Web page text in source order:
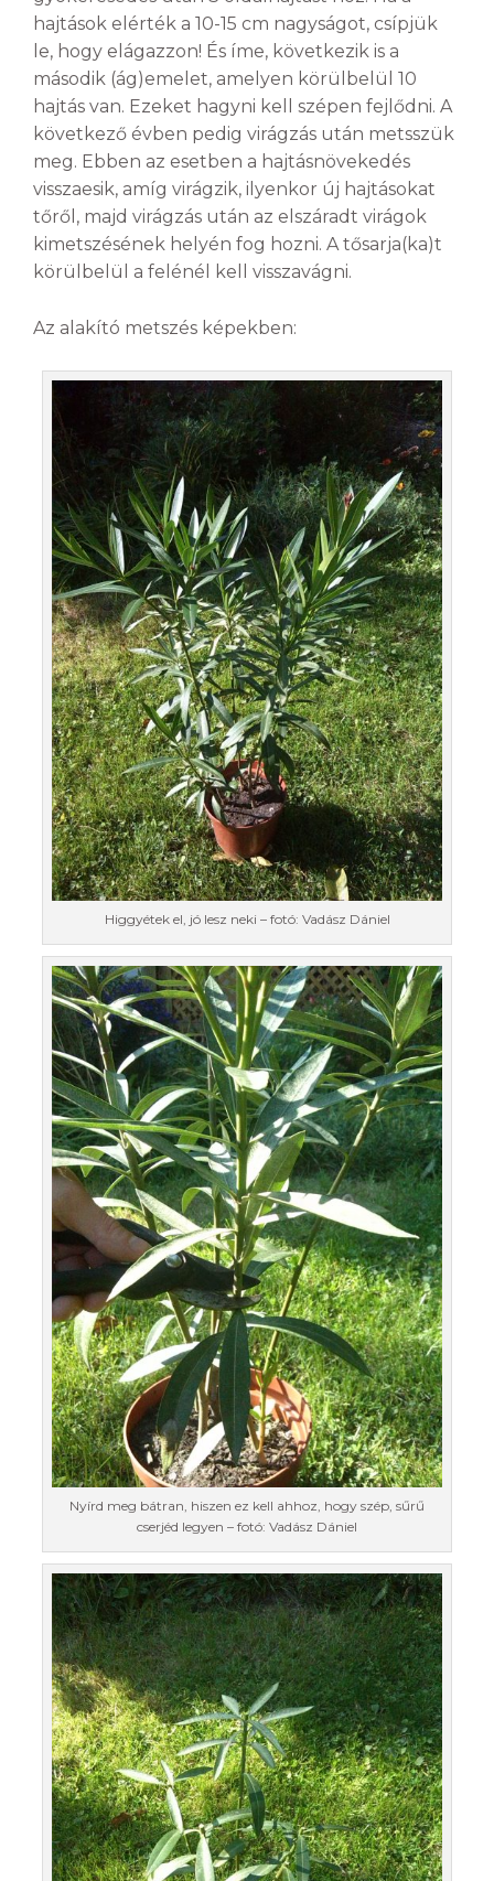
hajtások elérték a 10-15 cm nagyságot, csípjük
le, hogy elágazzon! És íme, következik is a
második (ág)emelet, amelyen körülbelül 10
hajtás van. Ezeket hagyni kell szépen fejlődni. A
következő évben pedig virágzás után metsszük
meg. Ebben az esetben a hajtásnövekedés
visszaesik, amíg virágzik, ilyenkor új hajtásokat
tőről, majd virágzás után az elszáradt virágok
kimetszésének helyén fog hozni. A tősarja(ka)t
körülbelül a felénél kell visszavágni.
Az alakító metszés képekben:
Higgyétek el, jó lesz neki – fotó: Vadász Dániel
Nyírd meg bátran, hiszen ez kell ahhoz, hogy szép, sűrű
cserjéd legyen – fotó: Vadász Dániel